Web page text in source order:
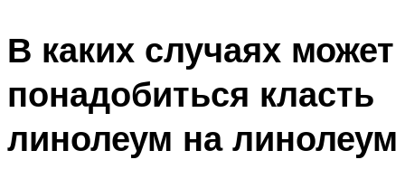
В каких случаях может
понадобиться класть
линолеум на линолеум